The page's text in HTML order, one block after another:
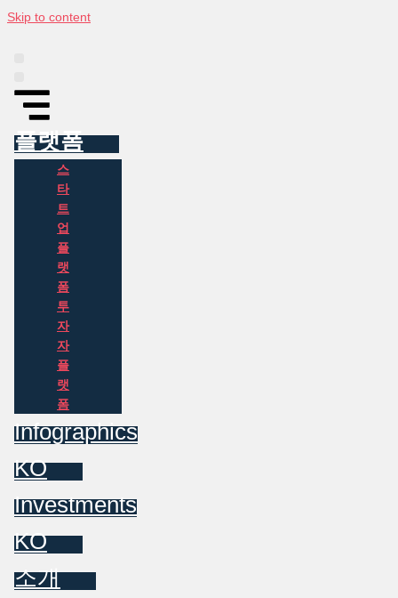
Skip to content
플랫폼
스
타
트
업
플
랫
폼
투
자
자
플
랫
폼
Infographics
KO
Investments
KO
소개